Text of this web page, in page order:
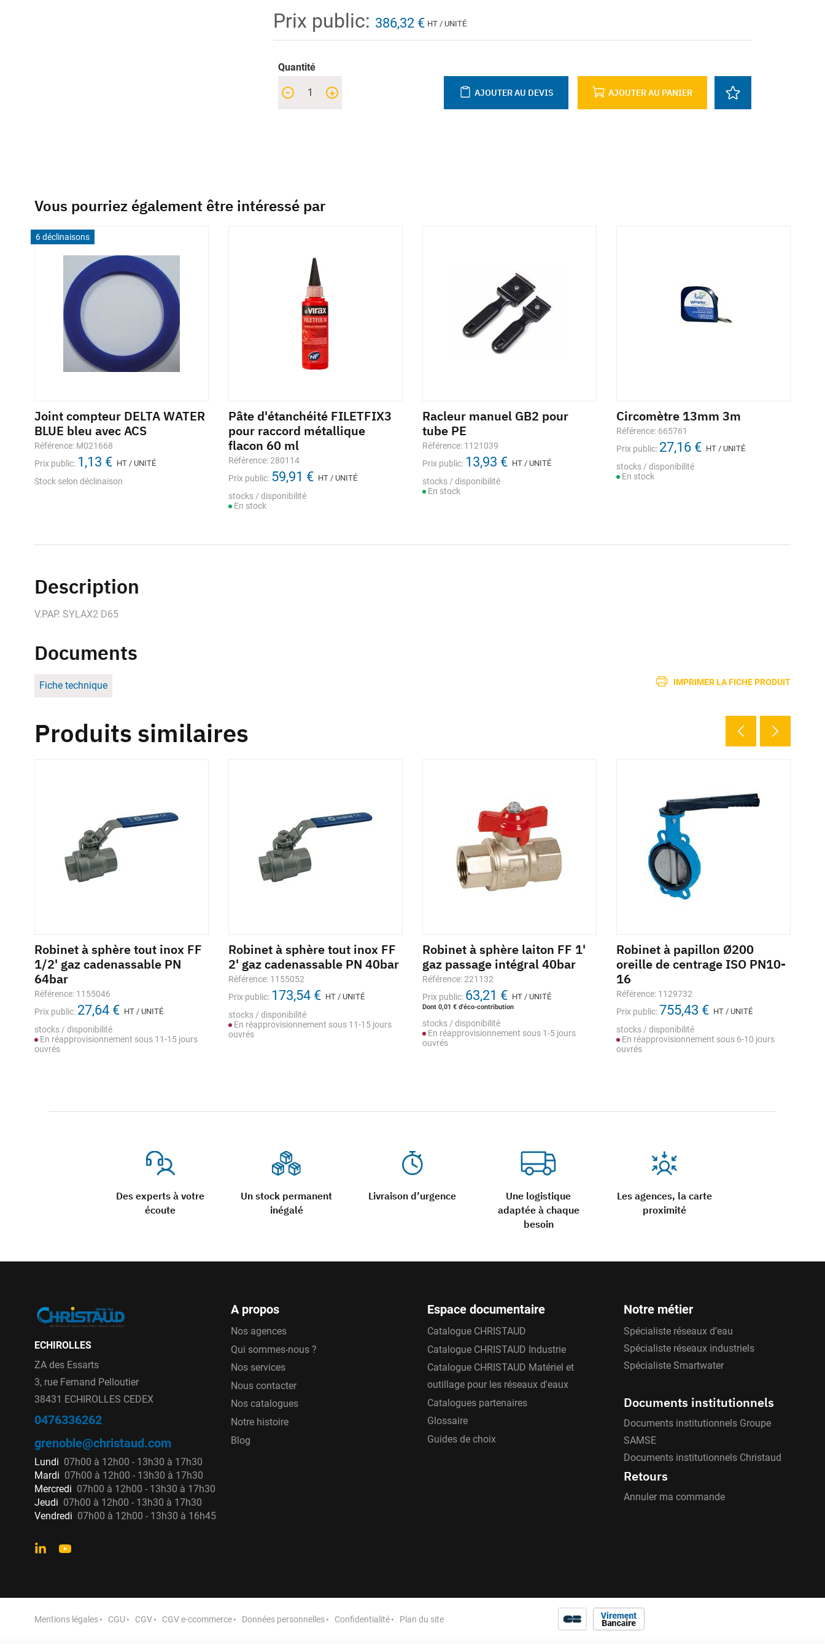
Prix public: 386,32 € HT / UNITÉ
Quantité
+
- AJOUTER AU PANIER
AJOUTER AU DEVIS
Vous pourriez également être intéressé par
6 déclinaisons
Joint compteur DELTA WATER
BLUE bleu avec ACS
Référence: M021668
Prix public: 1,13 € HT / UNITÉ
Stock selon déclinaison
Pâte d'étanchéité FILETFIX3
pour raccord métallique
flacon 60 ml
Référence: 280114
Prix public: 59,91 € HT / UNITÉ
stocks / disponibilité
En stock
Racleur manuel GB2 pour
tube PE
Référence: 1121039
Prix public: 13,93 € HT / UNITÉ
stocks / disponibilité
En stock
Circomètre 13mm 3m
Référence: 665761
Prix public: 27,16 € HT / UNITÉ
stocks / disponibilité
En stock
Description
V.PAP. SYLAX2 D65
Documents
Fiche technique IMPRIMER LA FICHE PRODUIT
Des experts à votre
écoute
Un stock permanent
inégalé
Livraison d’urgence
Une logistique
adaptée à chaque
besoin
Les agences, la carte
proximité
Produits similaires
Robinet à sphère tout inox FF
1/2' gaz cadenassable PN
64bar
Référence: 1155046
Prix public: 27,64 € HT / UNITÉ
stocks / disponibilité
En réapprovisionnement sous 11-15 jours
ouvrés
Robinet à sphère tout inox FF
2' gaz cadenassable PN 40bar
Référence: 1155052
Prix public: 173,54 € HT / UNITÉ
stocks / disponibilité
En réapprovisionnement sous 11-15 jours
ouvrés
Robinet à sphère laiton FF 1'
gaz passage intégral 40bar
Référence: 221132
Prix public: 63,21 € HT / UNITÉ
Dont 0,01 € d'éco-contribution
stocks / disponibilité
En réapprovisionnement sous 1-5 jours
ouvrés
Robinet à papillon Ø200
oreille de centrage ISO PN10-
16
Référence: 1129732
Prix public:755,43 € HT / UNITÉ
stocks / disponibilité
En réapprovisionnement sous 6-10 jours
ouvrés
ECHIROLLES
ZA des Essarts
3, rue Fernand Pelloutier
38431 ECHIROLLES CEDEX
0476336262
grenoble@christaud.com
Lundi 07h00 à 12h00 - 13h30 à 17h30
Mardi 07h00 à 12h00 - 13h30 à 17h30
Mercredi 07h00 à 12h00 - 13h30 à 17h30
Jeudi 07h00 à 12h00 - 13h30 à 17h30
Vendredi 07h00 à 12h00 - 13h30 à 16h45
A propos
Nos agences
Qui sommes-nous ?
Nos services
Nous contacter
Nos catalogues
Notre histoire
Blog
Espace documentaire
Catalogue CHRISTAUD
Catalogue CHRISTAUD Industrie
Catalogue CHRISTAUD Matériel et
outillage pour les réseaux d'eaux
Catalogues partenaires
Glossaire
Guides de choix
Notre métier
Spécialiste réseaux d’eau
Spécialiste réseaux industriels
Spécialiste Smartwater
Documents institutionnels
Documents institutionnels Groupe
SAMSE
Documents institutionnels Christaud
Retours
Annuler ma commande
Mentions légales CGU CGV CGV e-ccommerce Données personnelles Confidentialité Plan du site